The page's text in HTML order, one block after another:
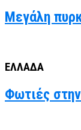
Μεγάλη
ΕΛΛΑΔΑ
Φωτιές